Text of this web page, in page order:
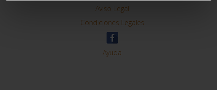
Aviso Legal
Condiciones Legales
Ayuda